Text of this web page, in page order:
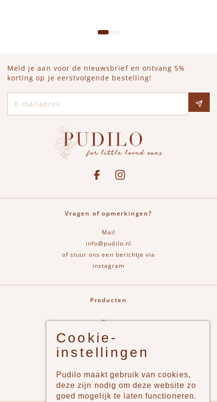
Meld je aan voor de nieuwsbrief en ontvang 5%
korting op je eerstvolgende bestelling!
See our FacebookBekijk onze Instagram pagina
Vragen of opmerkingen?
Mail
info@pudilo.nl
of stuur ons een berichtje via
instagram
Producten
New
Jongens
Meisjes
Merken
Cookie-
instellingen
Pudilo maakt gebruik van cookies,
deze zijn nodig om deze website zo
goed mogelijk te laten functioneren.